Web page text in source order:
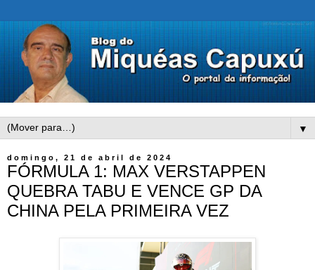
▼
domingo, 21 de abril de 2024
FÓRMULA 1: MAX VERSTAPPEN
QUEBRA TABU E VENCE GP DA
CHINA PELA PRIMEIRA VEZ